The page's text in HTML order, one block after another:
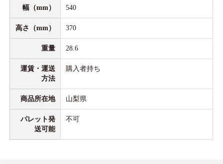
幅（mm） 540
高さ（mm） 370
重量 28.6
運賃・運送
方法
購入者持ち
商品所在地 山梨県
パレット発
送可能
不可